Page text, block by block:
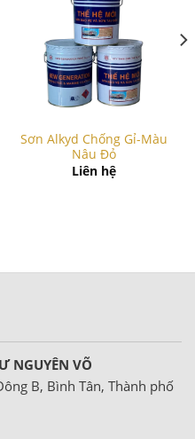
Sơn Alkyd Chống Gỉ-Màu
Nâu Đỏ
Liên hệ
NGUYÊN VÕ
B, Bình Tân, Thành phố